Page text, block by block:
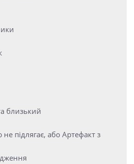
близький
підлягає, або Артефакт з